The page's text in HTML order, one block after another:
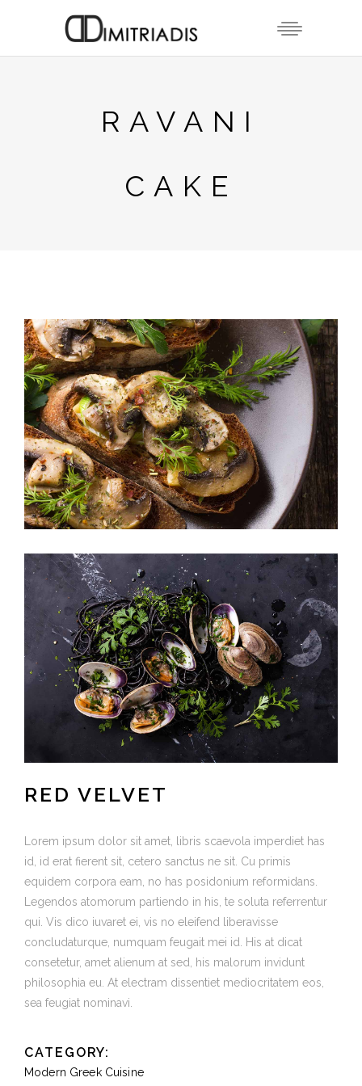
RAVANI
CAKE
RED VELVET
Lorem ipsum dolor sit amet, libris scaevola imperdiet has
id, id erat fierent sit, cetero sanctus ne sit. Cu primis
equidem corpora eam, no has posidonium reformidans.
Legendos atomorum partiendo in his, te soluta referrentur
qui. Vis dico iuvaret ei, vis no eleifend liberavisse
concludaturque, numquam feugait mei id. His at dicat
consetetur, amet alienum at sed, his malorum invidunt
philosophia eu. At electram dissentiet mediocritatem eos,
sea feugiat nominavi.
CATEGORY:
Modern Greek Cuisine